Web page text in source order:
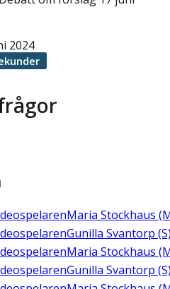
2024
Maria Stockhaus
Gunilla Svantorp
Maria Stockhaus
Gunilla Svantorp